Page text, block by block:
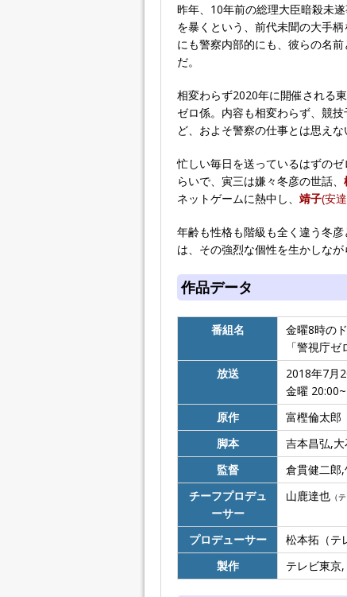
昨年、10年前の総理大臣暗殺未
を暴くという、前代未聞の大手
にも警察内部的にも、彼らの名
だ。
相変わらず2020年に開催される
ゼロ係。内容も相変わらず、競
ど、およそ警察の仕事とは思え
忙しい毎日を送っているはずの
らいで、寅三は嫌々冬彦の世話、
ネットゲームに熱中し、 靖子(安
年齢も性格も階級も全く違う冬
は、その強烈な個性を生かしな
作品データ
番組名
金曜8時の
「警視庁
放送
2018年7月
金曜
原作
富樫倫太郎
脚本
吉本昌弘,
監督
倉貫健二郎
チーフプロデュ
ーサー
山鹿達也 （
プロデューサー
松本拓（テ
製作
テレビ東京